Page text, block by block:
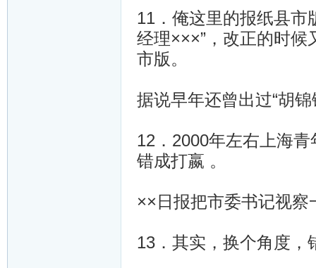
11．俺这里的报纸县市
经理×××”，改正的时候
市版。
据说早年还曾出过“胡
12．2000年左右上海
错成打嬴 。
××日报把市委书记视
13．其实，换个角度，